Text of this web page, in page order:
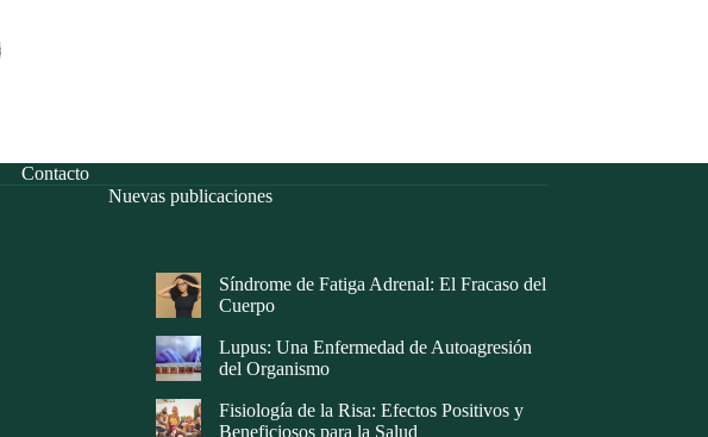
Contacto
Nuevas publicaciones
Síndrome de Fatiga Adrenal: El Fracaso del
Cuerpo
Lupus: Una Enfermedad de Autoagresión
del Organismo
Fisiología de la Risa: Efectos Positivos y
Beneficiosos para la Salud